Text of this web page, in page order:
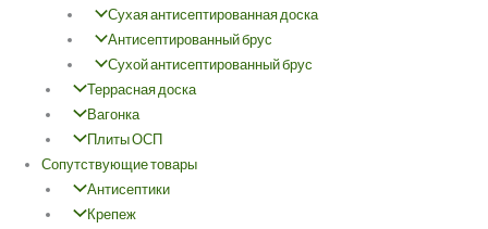
Сухая антисептированная доска
Антисептированный брус
Сухой антисептированный брус
Террасная доска
Вагонка
Плиты ОСП
Сопутствующие товары
Антисептики
Крепеж